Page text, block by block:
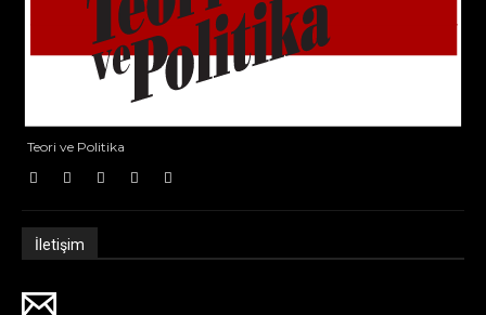
Teori ve Politika
İletişim